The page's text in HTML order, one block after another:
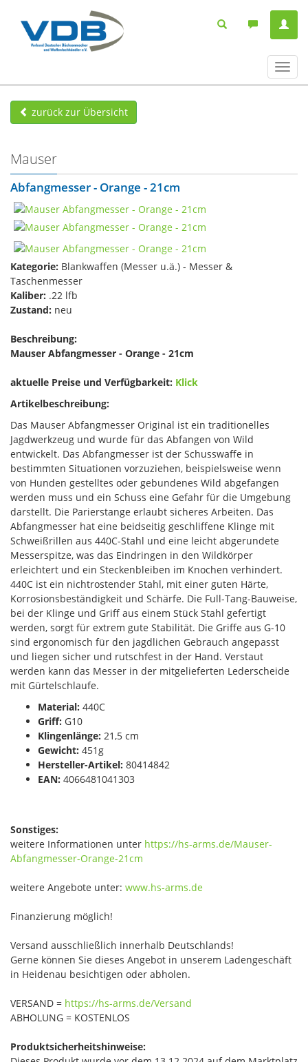
ein-/
zurück zur Übersicht
Mauser
Abfangmesser - Orange - 21cm
Kategorie: Blankwaffen (Messer u.ä.) - Messer &
Taschenmesser
Kaliber: .22 lfb
Zustand: neu
Beschreibung:
Mauser Abfangmesser - Orange - 21cm
aktuelle Preise und Verfügbarkeit: Klick
Artikelbeschreibung:
Das Mauser Abfangmesser Original ist ein traditionelles
Jagdwerkzeug und wurde für das Abfangen von Wild
entwickelt. Das Abfangmesser ist der Schusswaffe in
bestimmten Situationen vorzuziehen, beispielsweise wenn
von Hunden gestelltes oder gebundenes Wild abgefangen
werden muss und ein Schuss eine Gefahr für die Umgebung
darstellt. Die Parierstange erlaubt sicheres Arbeiten. Das
Abfangmesser hat eine beidseitig geschliffene Klinge mit
Schweißrillen aus 440C-Stahl und eine leicht abgerundete
Messerspitze, was das Eindringen in den Wildkörper
erleichtert und ein Steckenbleiben im Knochen verhindert.
440C ist ein nichtrostender Stahl, mit einer guten Härte,
Korrosionsbeständigkeit und Schärfe. Die Full-Tang-Bauweise,
bei der Klinge und Griff aus einem Stück Stahl gefertigt
werden, sorgt für extrem gute Stabilität. Die Griffe aus G-10
sind ergonomisch für den jagdlichen Gebrauch angepasst
und liegen sicher und rutschfest in der Hand. Verstaut
werden kann das Messer in der mitgelieferten Lederscheide
mit Gürtelschlaufe.
Material: 440C
Griff: G10
Klingenlänge: 21,5 cm
Gewicht: 451g
Hersteller-Artikel: 80414842
EAN: 4066481041303
Sonstiges:
weitere Informationen unter https://hs-arms.de/Mauser-
Abfangmesser-Orange-21cm
weitere Angebote unter: www.hs-arms.de
Finanzierung möglich!
Versand ausschließlich innerhalb Deutschlands!
Gerne können Sie dieses Angebot in unserem Ladengeschäft
in Heidenau besichtigen oder abholen.
VERSAND = https://hs-arms.de/Versand
ABHOLUNG = KOSTENLOS
Produktsicherheitshinweise: